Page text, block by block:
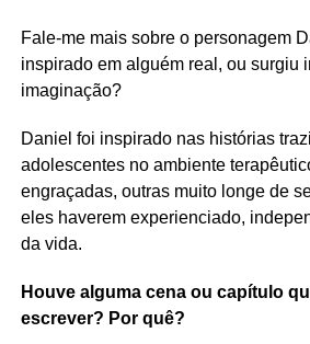
Fale-me mais sobre o personagem
inspirado em alguém real, ou surgiu
imaginação?
Daniel foi inspirado nas histórias
adolescentes no ambiente
engraçadas, outras muito longe de
eles haverem experienciado,
da vida.
Houve alguma cena ou capítulo
escrever? Por quê?